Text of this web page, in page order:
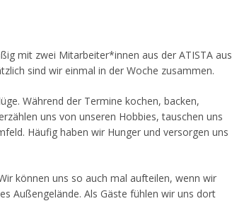
mit zwei Mitarbeiter*innen aus der ATISTA aus
sind wir einmal in der Woche zusammen.
Während der Termine kochen, backen,
uns von unseren Hobbies, tauschen uns
Häufig haben wir Hunger und versorgen uns
können uns so auch mal aufteilen, wenn wir
Außengelände. Als Gäste fühlen wir uns dort